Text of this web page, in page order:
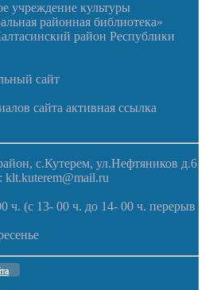
учреждение культуры
районная библиотека»
район Республики
сайт
сайта активная ссылка
с.Кутерем, ул.Нефтяников д.6
klt.kuterem@mail.ru
ч. (с 13- 00 ч. до 14- 00 ч. перерыв